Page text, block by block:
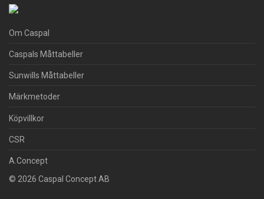
Om Caspal
Caspals Måttabeller
Sunwills Måttabeller
Märkmetoder
Köpvillkor
CSR
A.Concept
© 2026 Caspal Concept AB